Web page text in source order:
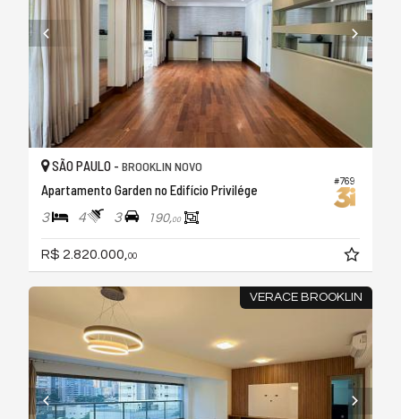
#769
SÃO PAULO - BROOKLIN NOVO
Apartamento Garden no Edifício Privilége
3 4 3 190,00
R$ 2.820.000, 00
VERACE BROOKLIN